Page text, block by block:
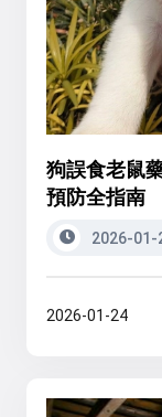
狗誤食老鼠
預防全指南
2026-01-
2026-01-24